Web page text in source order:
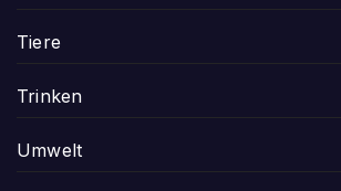
Tiere
Trinken
Umwelt